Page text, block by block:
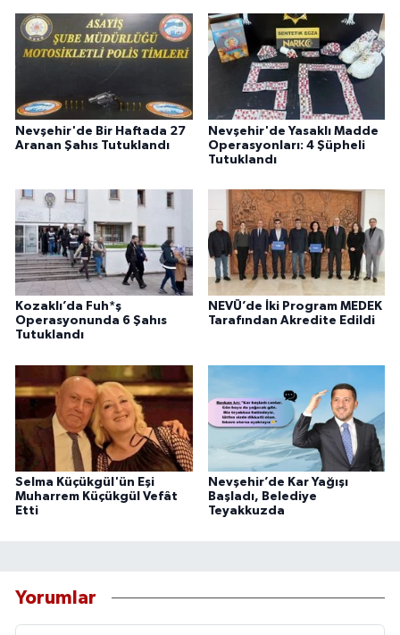
Nevşehir'de Bir Haftada 27
Aranan Şahıs Tutuklandı
Nevşehir'de Yasaklı Madde
Operasyonları: 4 Şüpheli
Tutuklandı
Kozaklı’da Fuh*ş
Operasyonunda 6 Şahıs
Tutuklandı
NEVÜ’de İki Program MEDEK
Tarafından Akredite Edildi
Selma Küçükgül'ün Eşi
Muharrem Küçükgül Vefât
Etti
Nevşehir’de Kar Yağışı
Başladı, Belediye
Teyakkuzda
Yorumlar